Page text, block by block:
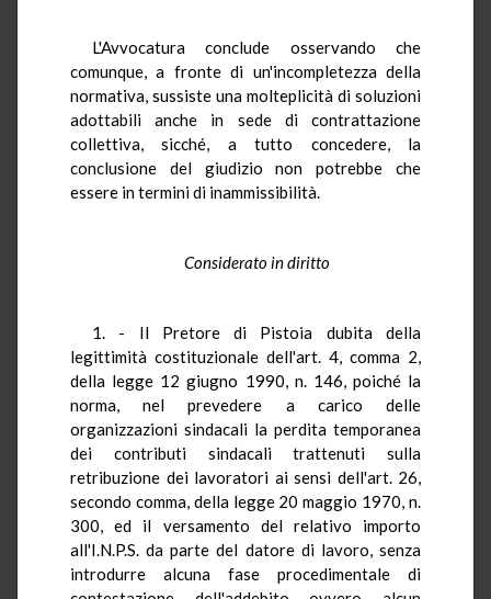
L'Avvocatura conclude osservando che
comunque, a fronte di un'incompletezza della
normativa, sussiste una molteplicità di soluzioni
adottabili anche in sede di contrattazione
collettiva, sicché, a tutto concedere, la
conclusione del giudizio non potrebbe che
essere in termini di inammissibilità.
Considerato in diritto
1. - Il Pretore di Pistoia dubita della
legittimità costituzionale dell'art. 4, comma 2,
della legge 12 giugno 1990, n. 146, poiché la
norma, nel prevedere a carico delle
organizzazioni sindacali la perdita temporanea
dei contributi sindacali trattenuti sulla
retribuzione dei lavoratori ai sensi dell'art. 26,
secondo comma, della legge 20 maggio 1970, n.
300, ed il versamento del relativo importo
all'I.N.P.S. da parte del datore di lavoro, senza
introdurre alcuna fase procedimentale di